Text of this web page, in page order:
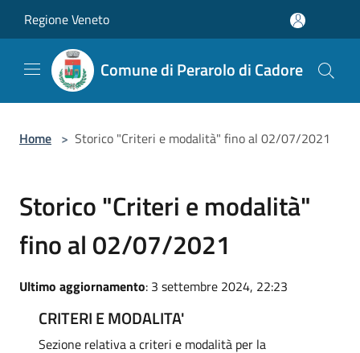
Regione Veneto
Comune di Perarolo di Cadore
Home > Storico "Criteri e modalità" fino al 02/07/2021
Storico "Criteri e modalità"
fino al 02/07/2021
Ultimo aggiornamento: 3 settembre 2024, 22:23
CRITERI E MODALITA'
Sezione relativa a criteri e modalità per la